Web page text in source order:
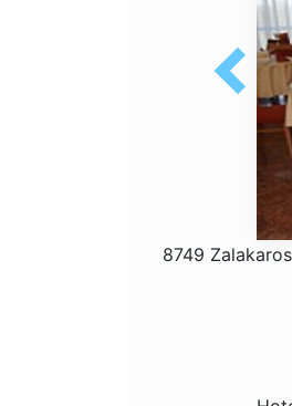
8749